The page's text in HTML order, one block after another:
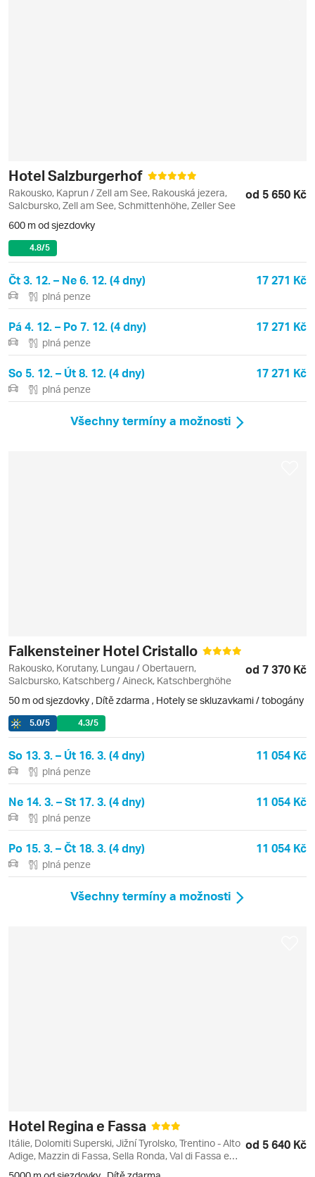
Hotel Salzburgerhof
Rakousko, Kaprun / Zell am See, Rakouská jezera,
Salcbursko, Zell am See, Schmittenhöhe, Zeller See
od 5 650 Kč
600 m od sjezdovky
4.8/5
Čt 3. 12. – Ne 6. 12. (4 dny) 17 271 Kč
plná penze
Pá 4. 12. – Po 7. 12. (4 dny) 17 271 Kč
plná penze
So 5. 12. – Út 8. 12. (4 dny) 17 271 Kč
plná penze
Všechny termíny a možnosti
Falkensteiner Hotel Cristallo
Rakousko, Korutany, Lungau / Obertauern,
Salcbursko, Katschberg / Aineck, Katschberghöhe
od 7 370 Kč
50 m od sjezdovky , Dítě zdarma , Hotely se skluzavkami / tobogány
5.0/5 4.3/5
So 13. 3. – Út 16. 3. (4 dny) 11 054 Kč
plná penze
Ne 14. 3. – St 17. 3. (4 dny) 11 054 Kč
plná penze
Po 15. 3. – Čt 18. 3. (4 dny) 11 054 Kč
plná penze
Všechny termíny a možnosti
Hotel Regina e Fassa
Itálie, Dolomiti Superski, Jižní Tyrolsko, Trentino - Alto
Adige, Mazzin di Fassa, Sella Ronda, Val di Fassa e
od 5 640 Kč